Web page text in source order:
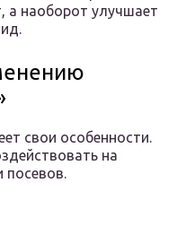
а наоборот улучшает
свои особенности.
на
посевов.